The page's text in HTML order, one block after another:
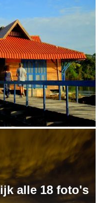
alle 18 foto's